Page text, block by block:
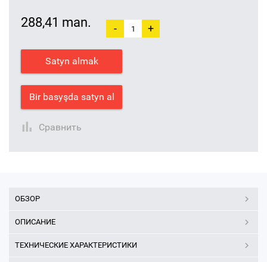
288,41 man. - +
Satyn almak
Bir basyşda satyn al
Сравнить
ОБЗОР
ОПИСАНИЕ
ТЕХНИЧЕСКИЕ ХАРАКТЕРИСТИКИ